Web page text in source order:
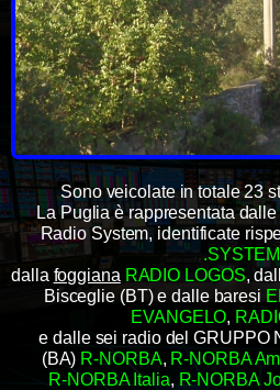
Sono veicolate in totale 23
La Puglia è rappresentata dalle
Radio System, identificate
dalla foggiana RADIO LOGOS,
Bisceglie (BT) e dalle baresi
EVANGELO,
e dalle sei radio del GRUPPO
(BA) R-NORBA, R-NORBA
R-NORBA Italia, R-NORBA